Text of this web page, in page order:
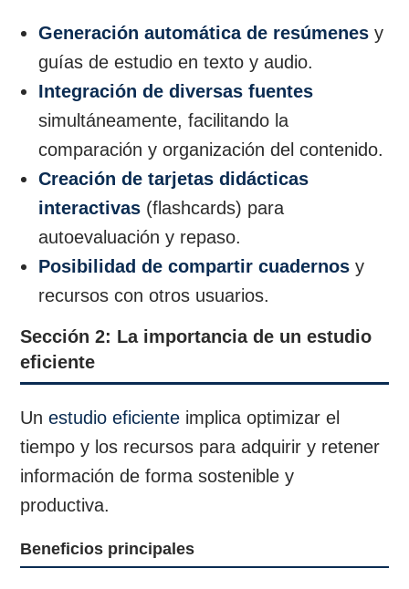
Generación automática de resúmenes y
guías de estudio en texto y audio.
Integración de diversas fuentes
simultáneamente, facilitando la
comparación y organización del contenido.
Creación de tarjetas didácticas
interactivas (flashcards) para
autoevaluación y repaso.
Posibilidad de compartir cuadernos y
recursos con otros usuarios.
Sección 2: La importancia de un estudio
eficiente
Unestudio eficiente implica optimizar el
tiempo y los recursos para adquirir y retener
información de forma sostenible y
productiva.
Beneficios principales